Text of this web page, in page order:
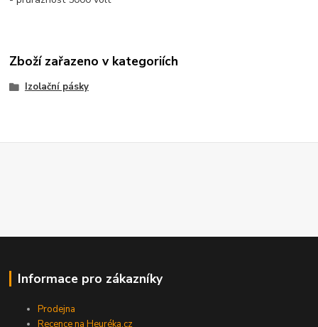
Zboží zařazeno v kategoriích
Izolační pásky
Informace pro zákazníky
Prodejna
Recence na Heuréka.cz